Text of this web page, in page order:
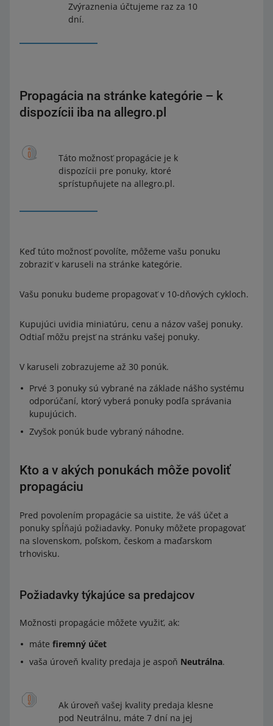
Zvýraznenia účtujeme raz za 10
dní.
Propagácia na stránke kategórie – k
dispozícii iba na allegro.pl
Táto možnosť propagácie je k
dispozícii pre ponuky, ktoré
sprístupňujete na allegro.pl.
Keď túto možnosť povolíte, môžeme vašu ponuku
zobraziť v karuseli na stránke kategórie.
Vašu ponuku budeme propagovať v 10-dňových cykloch.
Kupujúci uvidia miniatúru, cenu a názov vašej ponuky.
Odtiaľ môžu prejsť na stránku vašej ponuky.
V karuseli zobrazujeme až 30 ponúk.
Prvé 3 ponuky sú vybrané na základe nášho systému
odporúčaní, ktorý vyberá ponuky podľa správania
kupujúcich.
Zvyšok ponúk bude vybraný náhodne.
Kto a v akých ponukách môže povoliť
propagáciu
Pred povolením propagácie sa uistite, že váš účet a
ponuky spĺňajú požiadavky. Ponuky môžete propagovať
na slovenskom, poľskom, českom a maďarskom
trhovisku.
Požiadavky týkajúce sa predajcov
Možnosti propagácie môžete využiť, ak:
máte firemný účet
vaša úroveň kvality predaja je aspoň Neutrálna.
Ak úroveň vašej kvality predaja klesne
pod Neutrálnu, máte 7 dní na jej